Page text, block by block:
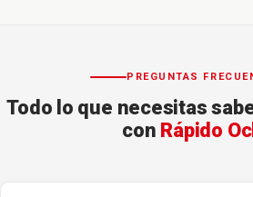
PREGUNTAS
Todo lo que necesitas
con Rápido